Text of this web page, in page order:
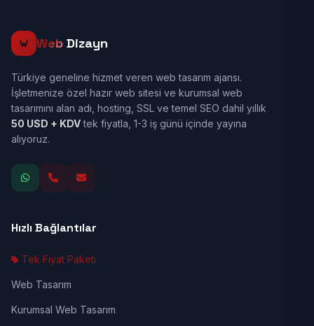
Web Dizayn
Türkiye geneline hizmet veren web tasarım ajansı.
İşletmenize özel hazır web sitesi ve kurumsal web
tasarımını alan adı, hosting, SSL ve temel SEO dahil yıllık
50 USD + KDVtek fiyatla, 1-3 iş günü içinde yayına
alıyoruz.
Hızlı Bağlantılar
Tek Fiyat Paketi
Web Tasarım
Kurumsal Web Tasarım